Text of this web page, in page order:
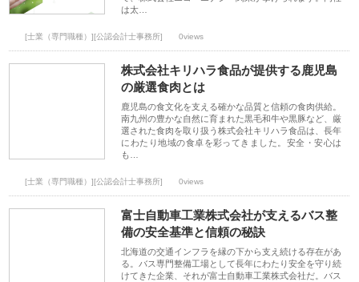
は太…
[士業（専門職種）][公認会計士事務所] 0views
株式会社キリハラ食品が提供する鹿児島
の厳選食肉とは
鹿児島の食文化を支える確かな品質と信頼の食肉供給。
南九州の豊かな自然に育まれた黒毛和牛や黒豚など、厳
選された食肉を取り扱う株式会社キリハラ食品は、長年
にわたり地域の食卓を彩ってきました。安全・安心は
も…
[士業（専門職種）][公認会計士事務所] 0views
富士自動車工業株式会社が支えるバス整
備の安全基準と信頼の秘訣
北海道の交通インフラを縁の下から支え続ける存在があ
る。バス専門整備工場として長年にわたり安全を守り続
けてきた企業、それが富士自動車工業株式会社だ。バス